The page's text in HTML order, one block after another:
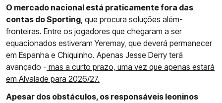
O mercado nacional está praticamente fora das
contas do Sporting, que procura soluções além-
fronteiras. Entre os jogadores que chegaram a ser
equacionados estiveram Yeremay, que deverá permanecer
em Espanha e Chiquinho. Apenas Jesse Derry terá
avançado - mas a curto prazo, uma vez que apenas estará
em Alvalade para 2026/27.
Apesar dos obstáculos, os responsáveis leoninos